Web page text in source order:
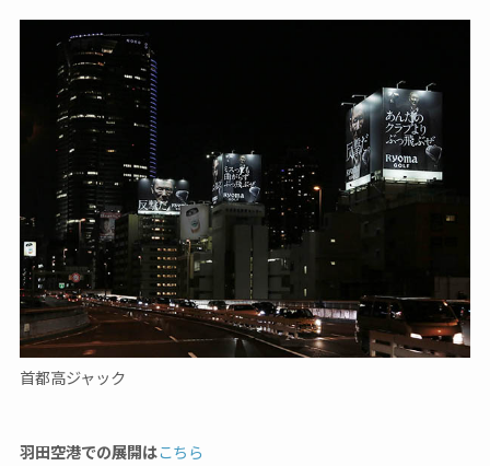
首都高ジャック
羽田空港での展開はこちら